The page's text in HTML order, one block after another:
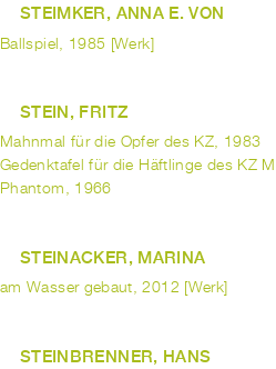
STEIMKER, ANNA E. VON
Ballspiel, 1985 [Werk]
STEIN, FRITZ
Mahnmal für die Opfer des KZ, 1983
Gedenktafel für die Häftlinge des KZ
Phantom, 1966
STEINACKER, MARINA
am Wasser gebaut, 2012 [Werk]
STEINBRENNER, HANS